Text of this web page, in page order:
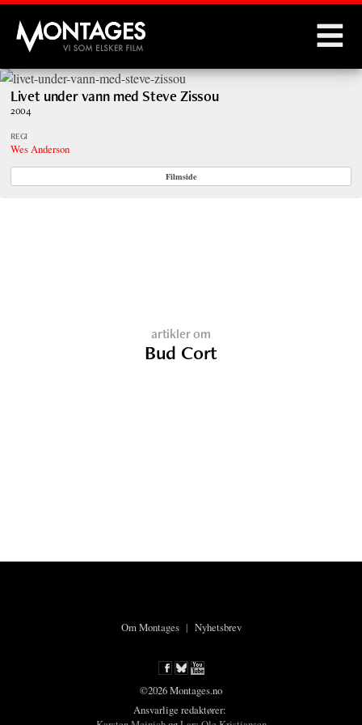
Montages
Livet under vann med Steve Zissou
2004
REGI
Wes Anderson
Filmside
artikler om
Bud Cort
Om Montages| Nyhetsbrev
©2026 Montages.no
Ansvarlige redaktører: